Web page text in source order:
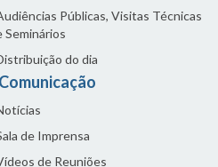
Públicas, Visitas Técnicas
Seminários
do dia
Comunicação
de Imprensa
de Reuniões